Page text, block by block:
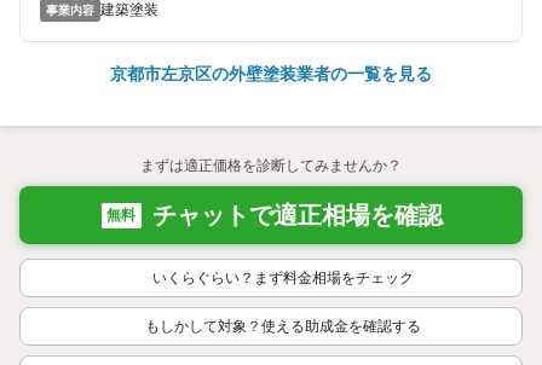
事業内容 建築塗装
京都市左京区の外壁塗装業者の一覧を見る
まずは適正価格を診断してみませんか？
無料 チャットで適正相場を確認
いくらぐらい？まず料金相場をチェック
もしかして対象？使える助成金を確認する